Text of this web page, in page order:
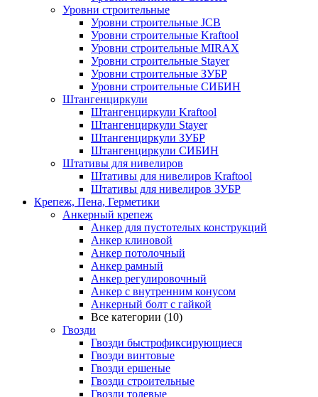
Уровни строительные
Уровни строительные JCB
Уровни строительные Kraftool
Уровни строительные MIRAX
Уровни строительные Stayer
Уровни строительные ЗУБР
Уровни строительные СИБИН
Штангенциркули
Штангенциркули Kraftool
Штангенциркули Stayer
Штангенциркули ЗУБР
Штангенциркули СИБИН
Штативы для нивелиров
Штативы для нивелиров Kraftool
Штативы для нивелиров ЗУБР
Крепеж, Пена, Герметики
Анкерный крепеж
Анкер для пустотелых конструкций
Анкер клиновой
Анкер потолочный
Анкер рамный
Анкер регулировочный
Анкер с внутренним конусом
Анкерный болт с гайкой
Все категории (10)
Гвозди
Гвозди быстрофиксирующиеся
Гвозди винтовые
Гвозди ершеные
Гвозди строительные
Гвозди толевые